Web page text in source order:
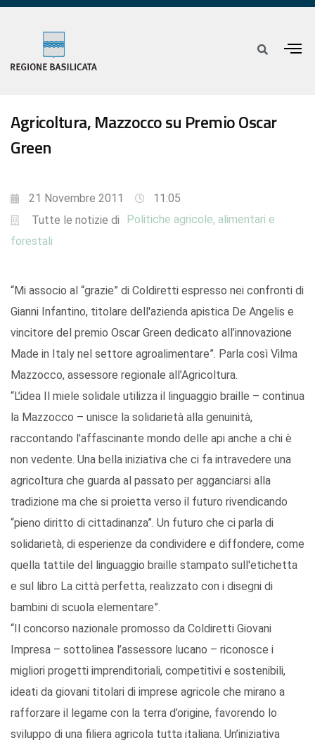
Agricoltura, Mazzocco su Premio Oscar
Green
21 Novembre 2011
11:05
Tutte le notizie di
Politiche agricole, alimentari e
forestali
“Mi associo al “grazie” di Coldiretti espresso nei confronti di
Gianni Infantino, titolare dell'azienda apistica De Angelis e
vincitore del premio Oscar Green dedicato all’innovazione
Made in Italy nel settore agroalimentare”. Parla così Vilma
Mazzocco, assessore regionale all’Agricoltura.
“L’idea Il miele solidale utilizza il linguaggio braille – continua
la Mazzocco – unisce la solidarietà alla genuinità,
raccontando l'affascinante mondo delle api anche a chi è
non vedente. Una bella iniziativa che ci fa intravedere una
agricoltura che guarda al passato per agganciarsi alla
tradizione ma che si proietta verso il futuro rivendicando
“pieno diritto di cittadinanza”. Un futuro che ci parla di
solidarietà, di esperienze da condividere e diffondere, come
quella tattile del linguaggio braille stampato sull'etichetta
e sul libro La città perfetta, realizzato con i disegni di
bambini di scuola elementare”.
“Il concorso nazionale promosso da Coldiretti Giovani
Impresa – sottolinea l’assessore lucano – riconosce i
migliori progetti imprenditoriali, competitivi e sostenibili,
ideati da giovani titolari di imprese agricole che mirano a
rafforzare il legame con la terra d’origine, favorendo lo
sviluppo di una filiera agricola tutta italiana. Un’iniziativa